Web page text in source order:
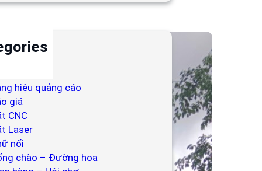
hiệu quảng cáo
giá
CNC
Laser
nổi
chào – Đường hoa